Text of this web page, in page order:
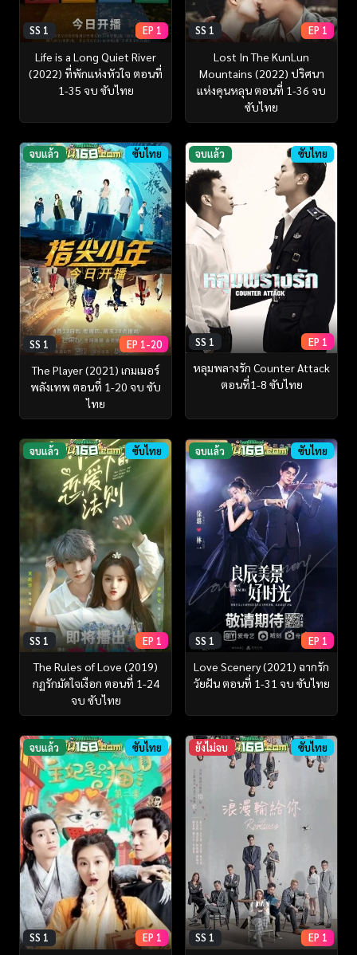
SS 1 EP 1
Life is a Long Quiet River
(2022) ที่พักแห่งหัวใจ ตอนที่
1-35 จบ ซับไทย
SS 1 EP 1
Lost In The KunLun
Mountains (2022) ปริศนา
แห่งคุนหลุน ตอนที่ 1-36 จบ
ซับไทย
จบแล้ว ซับไทย
SS 1 EP 1-20
The Player (2021) เกมเมอร์
พลังเทพ ตอนที่ 1-20 จบ ซับ
ไทย
จบแล้ว ซับไทย
SS 1 EP 1
หลุมพลางรัก Counter Attack
ตอนที่1-8 ซับไทย
จบแล้ว ซับไทย
SS 1 EP 1
The Rules of Love (2019)
กฏรักมัดใจเงือก ตอนที่ 1-24
จบ ซับไทย
จบแล้ว ซับไทย
SS 1 EP 1
Love Scenery (2021) ฉากรัก
วัยฝัน ตอนที่ 1-31 จบ ซับไทย
จบแล้ว ซับไทย
SS 1 EP 1
ยังไม่จบ ซับไทย
SS 1 EP 1